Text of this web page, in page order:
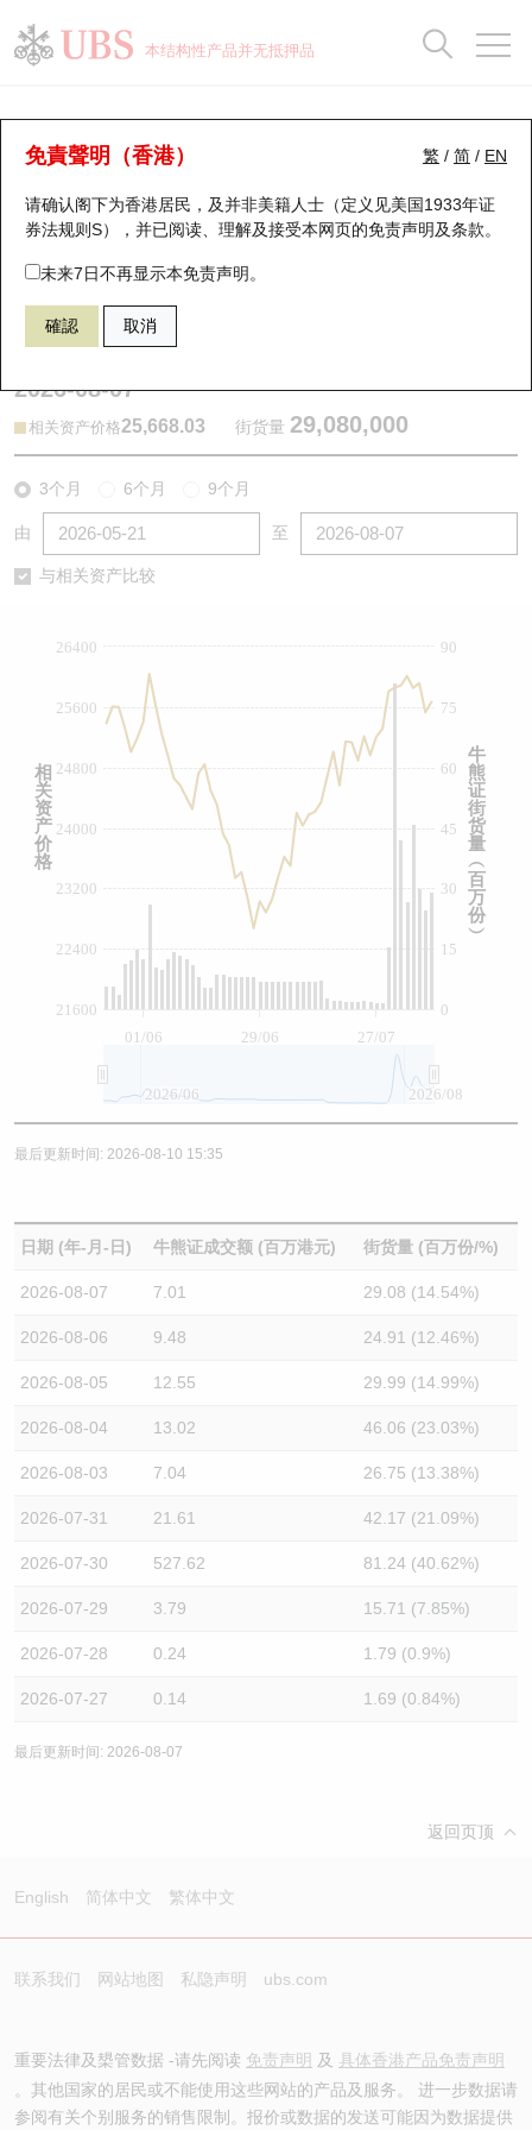
本结构性产品并无抵押品
繁 / 简 / EN
免責聲明（香港）
请确认阁下为香港居民，及并非美籍人士（定义见美国1933年证
券法规则S），并已阅读、理解及接受本网页的免责声明及条款。
未来7日不再显示本免责声明。
確認 取消
牛熊证分析仪
表现 街货统计 比较
59976 瑞银熊证 HSI 恒生指数
2026-08-07
相关资产价格25,668.03 街货量 29,080,000
3个月 6个月 9个月
由 至
与相关资产比较
01/06 29/06 27/07
0
15
30
45
60
75
90
21600
22400
23200
24000
24800
25600
26400
2026/06 2026/08
牛
熊
证
街
货
量
︵
百
万
份
︶
相
关
资
产
价
格
最后更新时间: 2026-08-10 15:35
日期 (年-月-日) 牛熊证成交额 (百万港元) 街货量 (百万份/%)
2026-08-07 7.01 29.08 (14.54%)
2026-08-06 9.48 24.91 (12.46%)
2026-08-05 12.55 29.99 (14.99%)
2026-08-04 13.02 46.06 (23.03%)
2026-08-03 7.04 26.75 (13.38%)
2026-07-31 21.61 42.17 (21.09%)
2026-07-30 527.62 81.24 (40.62%)
2026-07-29 3.79 15.71 (7.85%)
2026-07-28 0.24 1.79 (0.9%)
2026-07-27 0.14 1.69 (0.84%)
最后更新时间: 2026-08-07
返回页顶
English 简体中文 繁体中文
联系我们 网站地图 私隐声明 ubs.com
重要法律及槼管数据 -请先阅读 免责声明 及 具体香港产品免责声明
。其他国家的居民或不能使用这些网站的产品及服务。 进一步数据请
参阅有关个别服务的销售限制。报价或数据的发送可能因为数据提供
瑞银认股证一览
新发行瑞银认股证
即将到期认股证
认股证到期结算价查找
认股证分析仪
认股证/牛熊证日志
认股证文件及公告 (瑞信)
街货统计
比较
牛熊全景快搜
牛熊证搜寻
牛熊证街货分布图
正股牛熊证列表
新发行瑞银牛熊证
牛熊证到期结算价查找
牛熊证文件及公告
牛熊证文件及公告 (瑞信)
街货统计
比较
十大升幅/跌幅
十大认股证成交分布
十天股证占大市成交
资金流
街货统计
正股分析仪
二十大活跃股份
恒指成份股
国指成份股
科指成份股
中资ETFs溢价比较
收市竞价变化
持股比重
显示所有持股比重
每月轮证大市专题
轮证专栏
讲座及教育短片
认股证投资者教育
牛熊证投资者教育